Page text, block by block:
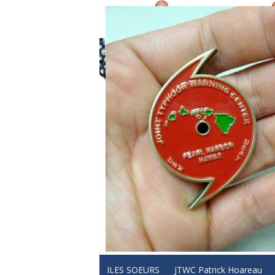
ILES SOEURS JTWC Patrick Hoareau